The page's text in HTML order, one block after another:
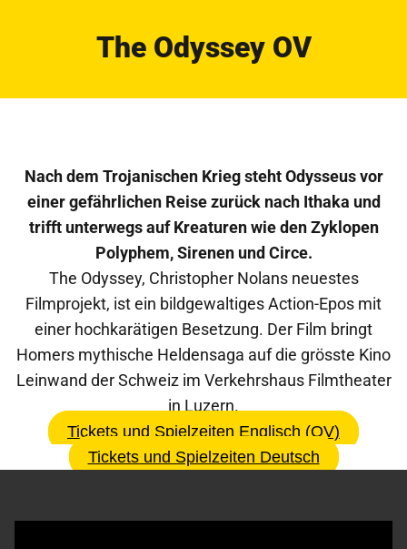
The Odyssey OV
Nach dem Trojanischen Krieg steht Odysseus vor
einer gefährlichen Reise zurück nach Ithaka und
trifft unterwegs auf Kreaturen wie den Zyklopen
Polyphem, Sirenen und Circe.
The Odyssey, Christopher Nolans neuestes
Filmprojekt, ist ein bildgewaltiges Action-Epos mit
einer hochkarätigen Besetzung. Der Film bringt
Homers mythische Heldensaga auf die grösste Kino
Leinwand der Schweiz im Verkehrshaus Filmtheater
in Luzern.
Tickets und Spielzeiten Englisch (OV)
Tickets und Spielzeiten Deutsch